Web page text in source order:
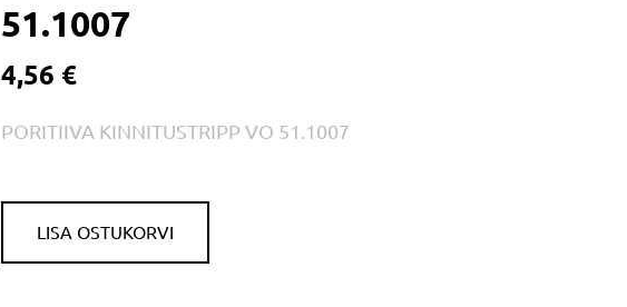
51.1007
4,56 €
PORITIIVA KINNITUSTRIPP VO 51.1007
LISA OSTUKORVI